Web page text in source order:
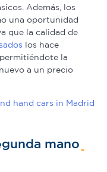
Además, los
una oportunidad
que la calidad de
los hace
la
a un precio
hand cars in Madrid
mano